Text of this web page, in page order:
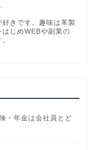
きです。趣味は革製
じめWEBや副業の
・年金は会社員とど